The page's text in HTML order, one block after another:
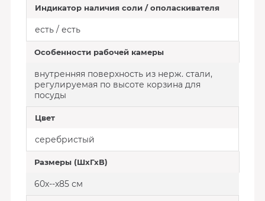
Индикатор наличия соли / ополаскивателя
есть / есть
Особенности рабочей камеры
внутренняя поверхность из нерж. стали,
регулируемая по высоте корзина для
посуды
Цвет
серебристый
Размеры (ШхГхВ)
60x--x85 см